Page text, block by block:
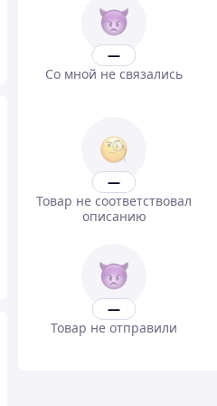
—
Со мной не связались
—
Товар не соответствовал
описанию
—
Товар не отправили